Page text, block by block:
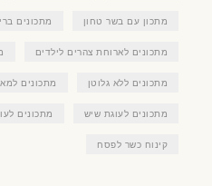
מתכון עם בשר טחון מתכונים
מתכונים לארוחת צהרים לילדים
מתכונים ללא גלוטן מתכונים
מתכונים לעוגת שיש מתכונים
קינוח כשר לפסח